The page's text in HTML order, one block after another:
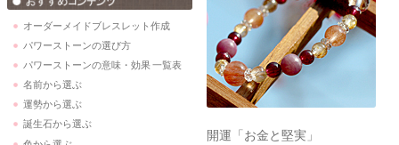
オーダーメイドブレスレット作成
パワーストーンの選び方
パワーストーンの意味・効果 一覧表
名前から選ぶ
運勢から選ぶ
誕生石から選ぶ
開運「お金と堅実」